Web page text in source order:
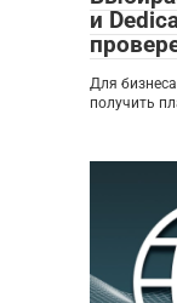
и
Для
получить